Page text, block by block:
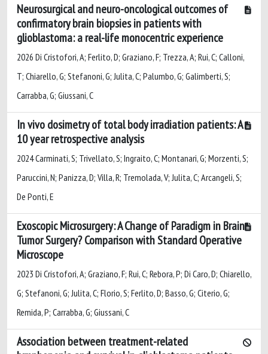
Neurosurgical and neuro-oncological outcomes of
confirmatory brain biopsies in patients with
glioblastoma: a real-life monocentric experience
2026 Di Cristofori, A; Ferlito, D; Graziano, F; Trezza, A; Rui, C; Calloni,
T; Chiarello, G; Stefanoni, G; Julita, C; Palumbo, G; Galimberti, S;
Carrabba, G; Giussani, C
In vivo dosimetry of total body irradiation patients: A
10 year retrospective analysis
2024 Carminati, S; Trivellato, S; Ingraito, C; Montanari, G; Morzenti, S;
Paruccini, N; Panizza, D; Villa, R; Tremolada, V; Julita, C; Arcangeli, S;
De Ponti, E
Exoscopic Microsurgery: A Change of Paradigm in Brain
Tumor Surgery? Comparison with Standard Operative
Microscope
2023 Di Cristofori, A; Graziano, F; Rui, C; Rebora, P; Di Caro, D; Chiarello,
G; Stefanoni, G; Julita, C; Florio, S; Ferlito, D; Basso, G; Citerio, G;
Remida, P; Carrabba, G; Giussani, C
Association between treatment-related